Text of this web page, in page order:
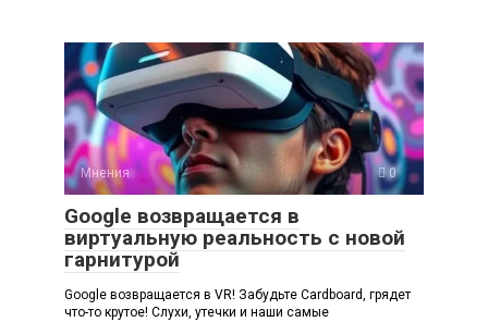
Мнения 0
Google возвращается в
виртуальную реальность с новой
гарнитурой
Google возвращается в VR! Забудьте Cardboard, грядет
что-то крутое! Слухи, утечки и наши самые